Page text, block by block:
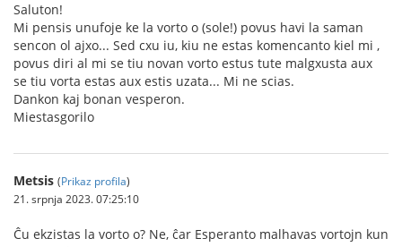
Saluton!
Mi pensis unufoje ke la vorto o (sole!) povus havi la saman
sencon ol ajxo... Sed cxu iu, kiu ne estas komencanto kiel mi ,
povus diri al mi se tiu novan vorto estus tute malgxusta aux
se tiu vorta estas aux estis uzata... Mi ne scias.
Dankon kaj bonan vesperon.
Miestasgorilo
Metsis (Prikaz profila)
21. srpnja 2023. 07:25:10
Ĉu ekzistas la vorto o? Ne, ĉar Esperanto malhavas vortojn kun